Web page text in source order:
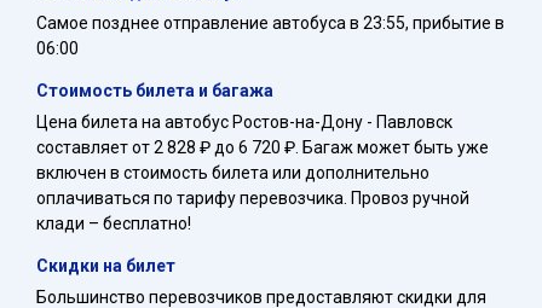
Самое позднее отправление автобуса в 23:55, прибытие в
06:00
Стоимость билета и багажа
Цена билета на автобус Ростов-на-Дону - Павловск
составляет от 2 828 ₽ до 6 720 ₽. Багаж может быть уже
включен в стоимость билета или дополнительно
оплачиваться по тарифу перевозчика. Провоз ручной
клади – бесплатно!
Скидки на билет
Большинство перевозчиков предоставляют скидки для